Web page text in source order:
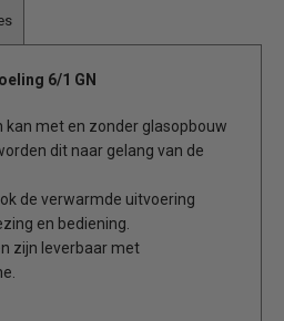
6/1 GN
kan met en zonder glasopbouw
dit naar gelang van de
de verwarmde uitvoering
en bediening.
zijn leverbaar met